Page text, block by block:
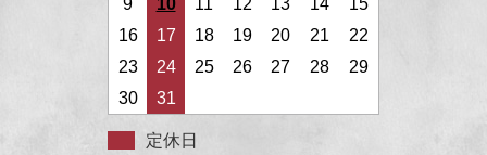
9
10 11 12 13 14
15
16
17 18 19 20 21
22
23
24 25 26 27 28
29
30
31
定休日